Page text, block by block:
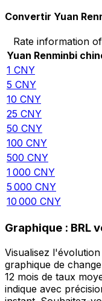
Convertir Yuan
Rate information
Yuan Renminbi
1 CNY
5 CNY
10 CNY
25 CNY
50 CNY
100 CNY
500 CNY
1 000 CNY
5 000 CNY
10 000 CNY
Graphique : BRL
Visualisez
graphique de
12 mois de taux
indique avec